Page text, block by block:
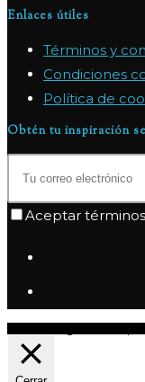
Enlaces útiles
Términos y
Condiciones
Política de
Obtén tu inspiración
Aceptar
© Copyright 2026 |